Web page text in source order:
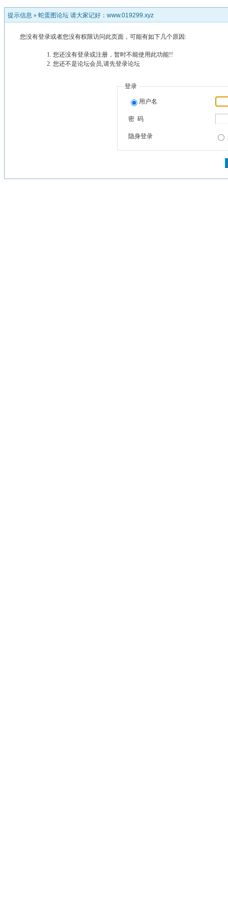
提示信息 » 蛇蛋图论坛 请大家记好：www.019299.xyz
您没有登录或者您没有权限访问此页面，可能有如下几个原因:
您还没有登录或注册，暂时不能使用此功能!!
您还不是论坛会员,请先登录论坛
登录
用户名
密 码
隐身登录